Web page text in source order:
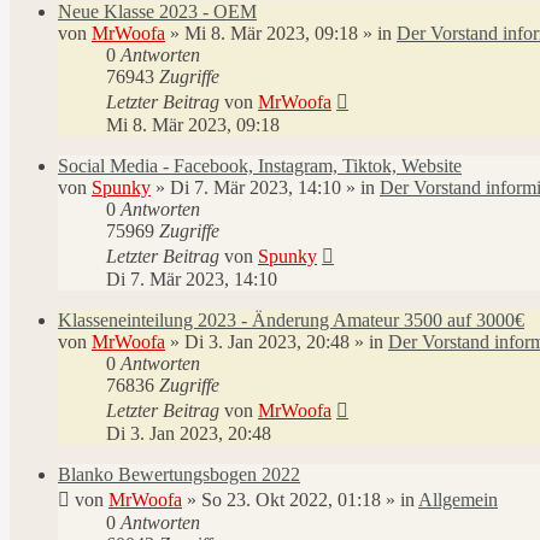
Neue Klasse 2023 - OEM
von MrWoofa » Mi 8. Mär 2023, 09:18 » in Der Vorstand
0 Antworten
76943 Zugriffe
Letzter Beitrag von MrWoofa
Mi 8. Mär 2023, 09:18
Social Media - Facebook, Instagram, Tiktok, Website
von Spunky » Di 7. Mär 2023, 14:10 » in Der Vorstand
0 Antworten
75969 Zugriffe
Letzter Beitrag von Spunky
Di 7. Mär 2023, 14:10
Klasseneinteilung 2023 - Änderung Amateur 3500 auf 3000€
von MrWoofa » Di 3. Jan 2023, 20:48 » in Der Vorstand
0 Antworten
76836 Zugriffe
Letzter Beitrag von MrWoofa
Di 3. Jan 2023, 20:48
Blanko Bewertungsbogen 2022
von MrWoofa » So 23. Okt 2022, 01:18 » in Allgemein
0 Antworten